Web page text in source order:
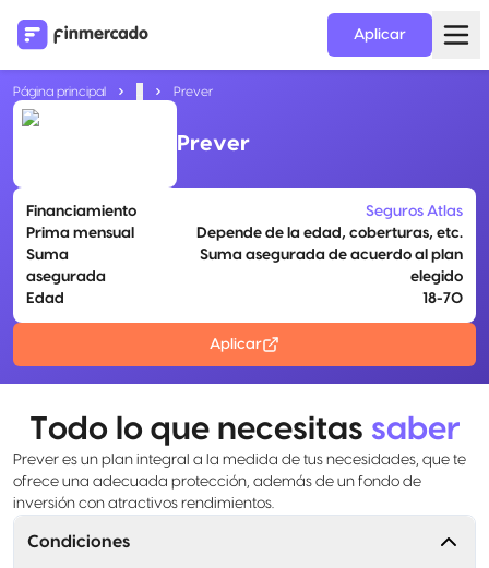
Aplicar
Página principal Prever
Prever
Financiamiento
Seguros Atlas
Prima mensual
Depende de la edad, coberturas, etc.
Suma
asegurada
Suma asegurada de acuerdo al plan
elegido
Edad
18-70
Aplicar
Todo lo que necesitas saber
Prever es un plan integral a la medida de tus necesidades, que te
ofrece una adecuada protección, además de un fondo de
inversión con atractivos rendimientos.
Condiciones